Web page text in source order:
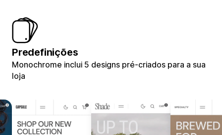
Predefinições
Monochrome inclui 5 designs pré-criados para a sua
loja